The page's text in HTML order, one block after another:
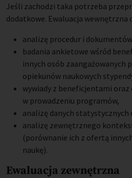
Jeśli zachodzi taka potrzeba
dodatkowe. Ewaluacja wewnętrzna
analizę procedur i
badania ankietowe wśród
innych osób zaangażowanych
opiekunów naukowych
wywiady z beneficjentami
w prowadzeniu programów,
analizę danych
analizę zewnętrznego
(porównanie ich z ofertą
naukę).
Ewaluacja zewnętrzna